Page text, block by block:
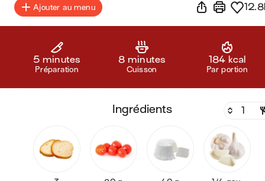
Ajouter au menu
5 minutes
Préparation
8 minutes
Cuisson
184 kcal
Par portion
ingrédients